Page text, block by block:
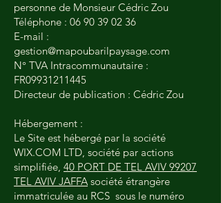
personne de Monsieur Cédric Zou
Téléphone : 06 90 39 02 36
E-mail :
gestion@mapoubarilpaysage.com
N° TVA Intracommunautaire :
FR09931211445
Directeur de publication : Cédric Zou
Hébergement :
Le Site est hébergé par la société
WIX.COM LTD, société par actions
simplifiée, 40 PORT DE TEL AVIV 99207
TEL AVIV JAFFA société étrangère
immatriculée au RCS sous le numéro